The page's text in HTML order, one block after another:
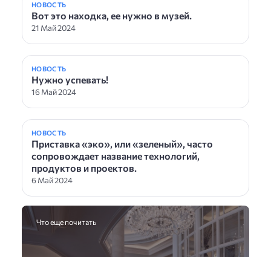
НОВОСТЬ
Вот это находка, ее нужно в музей.
21 Май 2024
НОВОСТЬ
Нужно успевать!
16 Май 2024
НОВОСТЬ
Приставка «эко», или «зеленый», часто
сопровождает название технологий,
продуктов и проектов.
6 Май 2024
Что еще почитать